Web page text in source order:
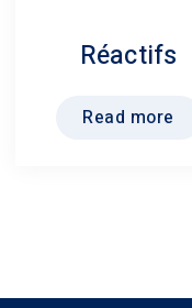
Réactifs
Read more